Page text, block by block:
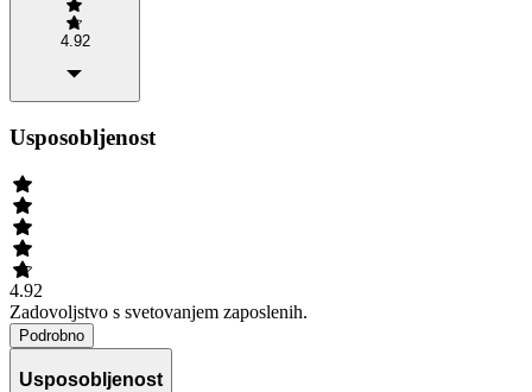
4.92
Usposobljenost
4.92
Zadovoljstvo s svetovanjem zaposlenih.
Podrobno
Usposobljenost